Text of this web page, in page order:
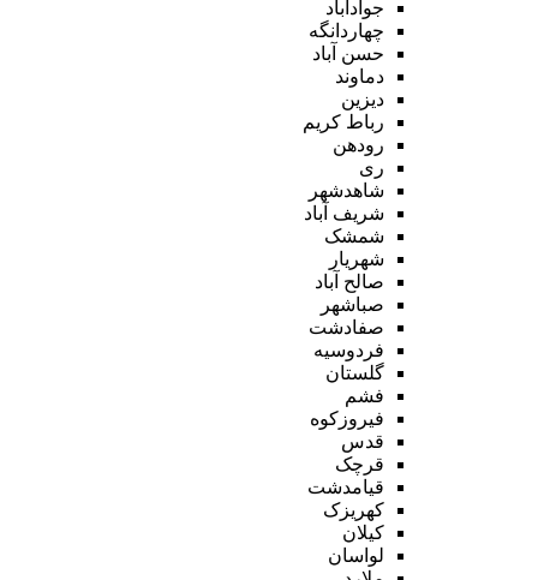
جوادآباد
چهاردانگه
حسن آباد
دماوند
دیزین
رباط کریم
رودهن
ری
شاهدشهر
شریف آباد
شمشک
شهریار
صالح آباد
صباشهر
صفادشت
فردوسیه
گلستان
فشم
فیروزکوه
قدس
قرچک
قیامدشت
کهریزک
کیلان
لواسان